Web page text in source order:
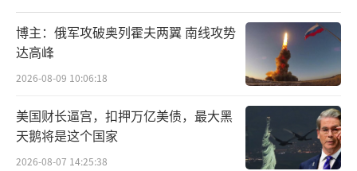
博主：俄军攻破奥列霍夫两翼 南线攻势
达高峰
2026-08-09 10:06:18
美国财长逼宫，扣押万亿美债，最大黑
天鹅将是这个国家
2026-08-07 14:25:38